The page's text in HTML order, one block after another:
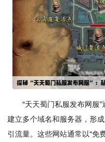
“天天蜀门私服发布网服
建立多个域名和服务器，形
引流量。这些网站通常以“免